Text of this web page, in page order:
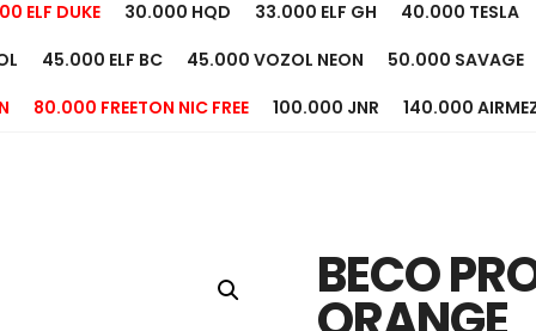
ELF DUKE
30.000 HQD 33.000 ELF GH
40.000 TESLA
45.000 ELF BC 45.000 VOZOL NEON
50.000 SAVAGE
80.000 FREETON NIC FREE 100.000 JNR 140.000
BECO